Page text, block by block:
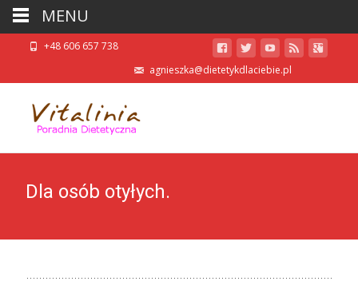
+48 606 657 738
agnieszka@dietetykdlaciebie.pl
Dla osób otyłych.
MENU